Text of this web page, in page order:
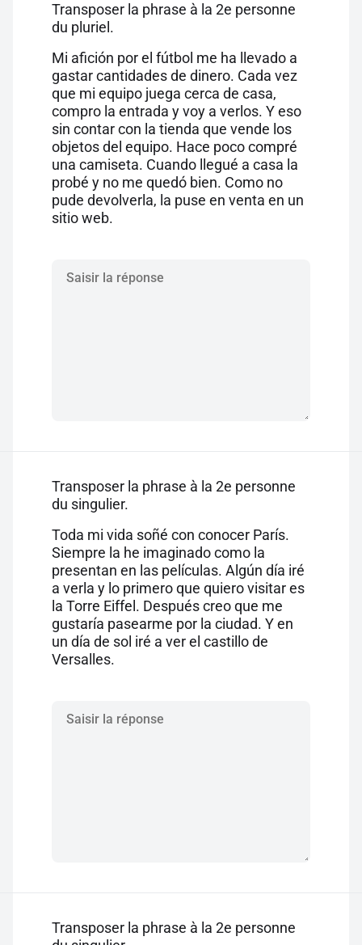
Transposer la phrase à la 2e personne
du pluriel.
Mi afición por el fútbol me ha llevado a
gastar cantidades de dinero. Cada vez
que mi equipo juega cerca de casa,
compro la entrada y voy a verlos. Y eso
sin contar con la tienda que vende los
objetos del equipo. Hace poco compré
una camiseta. Cuando llegué a casa la
probé y no me quedó bien. Como no
pude devolverla, la puse en venta en un
sitio web.
Transposer la phrase à la 2e personne
du singulier.
Toda mi vida soñé con conocer París.
Siempre la he imaginado como la
presentan en las películas. Algún día iré
a verla y lo primero que quiero visitar es
la Torre Eiffel. Después creo que me
gustaría pasearme por la ciudad. Y en
un día de sol iré a ver el castillo de
Versalles.
Transposer la phrase à la 2e personne